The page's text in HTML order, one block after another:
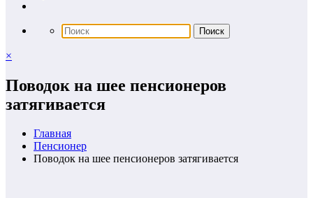
×
Поводок на шее пенсионеров
затягивается
Главная
Пенсионер
Поводок на шее пенсионеров затягивается